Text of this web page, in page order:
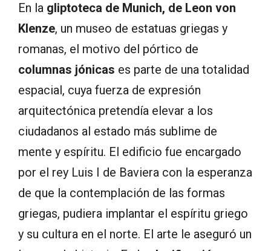
En la gliptoteca de Munich, de Leon von
Klenze, un museo de estatuas griegas y
romanas, el motivo del pórtico de
columnas jónicas es parte de una totalidad
espacial, cuya fuerza de expresión
arquitectónica pretendía elevar a los
ciudadanos al estado más sublime de
mente y espíritu. El edificio fue encargado
por el rey Luis I de Baviera con la esperanza
de que la contemplación de las formas
griegas, pudiera implantar el espíritu griego
y su cultura en el norte. El arte le aseguró un